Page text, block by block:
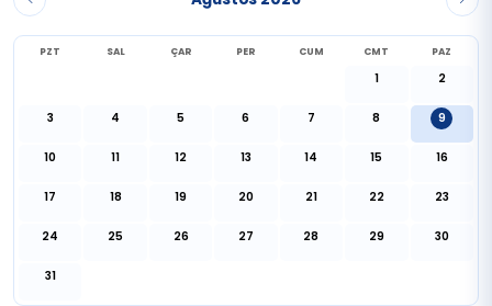
PZT SAL ÇAR PER CUM CMT PAZ
1 2
3 4 5 6 7 8 9
10 11 12 13 14 15 16
17 18 19 20 21 22 23
24 25 26 27 28 29 30
31